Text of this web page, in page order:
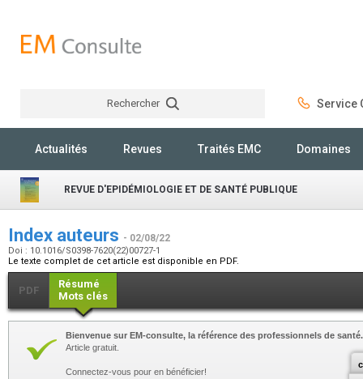
Rechercher Service
Actualités Revues Traités EMC Domaines
REVUE D'EPIDÉMIOLOGIE ET DE SANTÉ PUBLIQUE
Index auteurs - 02/08/22
Doi : 10.1016/S0398-7620(22)00727-1
Le texte complet de cet article est disponible en PDF.
PDF
Résumé
Mots clés
Bienvenue sur EM-consulte, la référence des professionnels de santé.
Article gratuit.
Connectez-vous pour en bénéficier!